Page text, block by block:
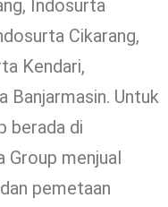
Indosurta
Cikarang,
Kendari,
Banjarmasin. Untuk
berada di
Group menjual
pemetaan